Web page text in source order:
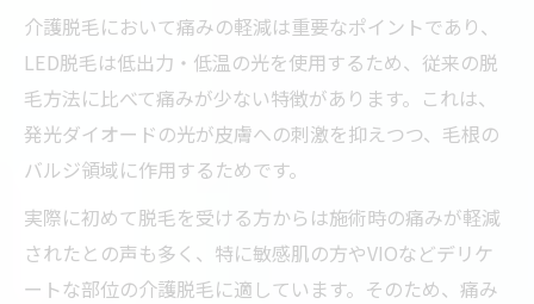
介護脱毛において痛みの軽減は重要なポイントであり、
LED脱毛は低出力・低温の光を使用するため、従来の脱
毛方法に比べて痛みが少ない特徴があります。これは、
発光ダイオードの光が皮膚への刺激を抑えつつ、毛根の
バルジ領域に作用するためです。
実際に初めて脱毛を受ける方からは施術時の痛みが軽減
されたとの声も多く、特に敏感肌の方やVIOなどデリケ
ートな部位の介護脱毛に適しています。そのため、痛み